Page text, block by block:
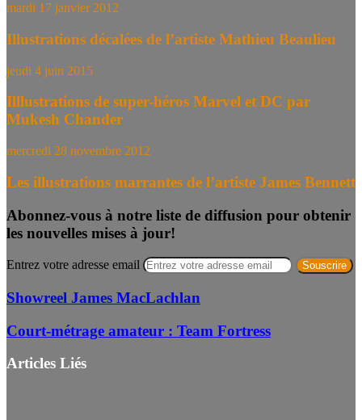
mardi 17 janvier 2012
Illustrations décalées de l’artiste Mathieu Beaulieu
jeudi 4 juin 2015
Illlustrations de super-héros Marvel et DC par
Mukesh Chander
mercredi 28 novembre 2012
Les illustrations marrantes de l’artiste James Bennett
Abonnez-vous à notre liste de diffusion pour obtenir
les nouvelles mises à jour!
Entrez votre adresse email
Showreel James MacLachlan
Court-métrage amateur : Team Fortress
Articles Liés